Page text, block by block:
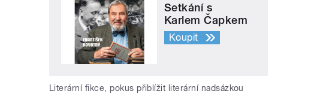
Setkání s
Karlem Čapkem
Koupit
Literární fikce, pokus přiblížit literární nadsázkou